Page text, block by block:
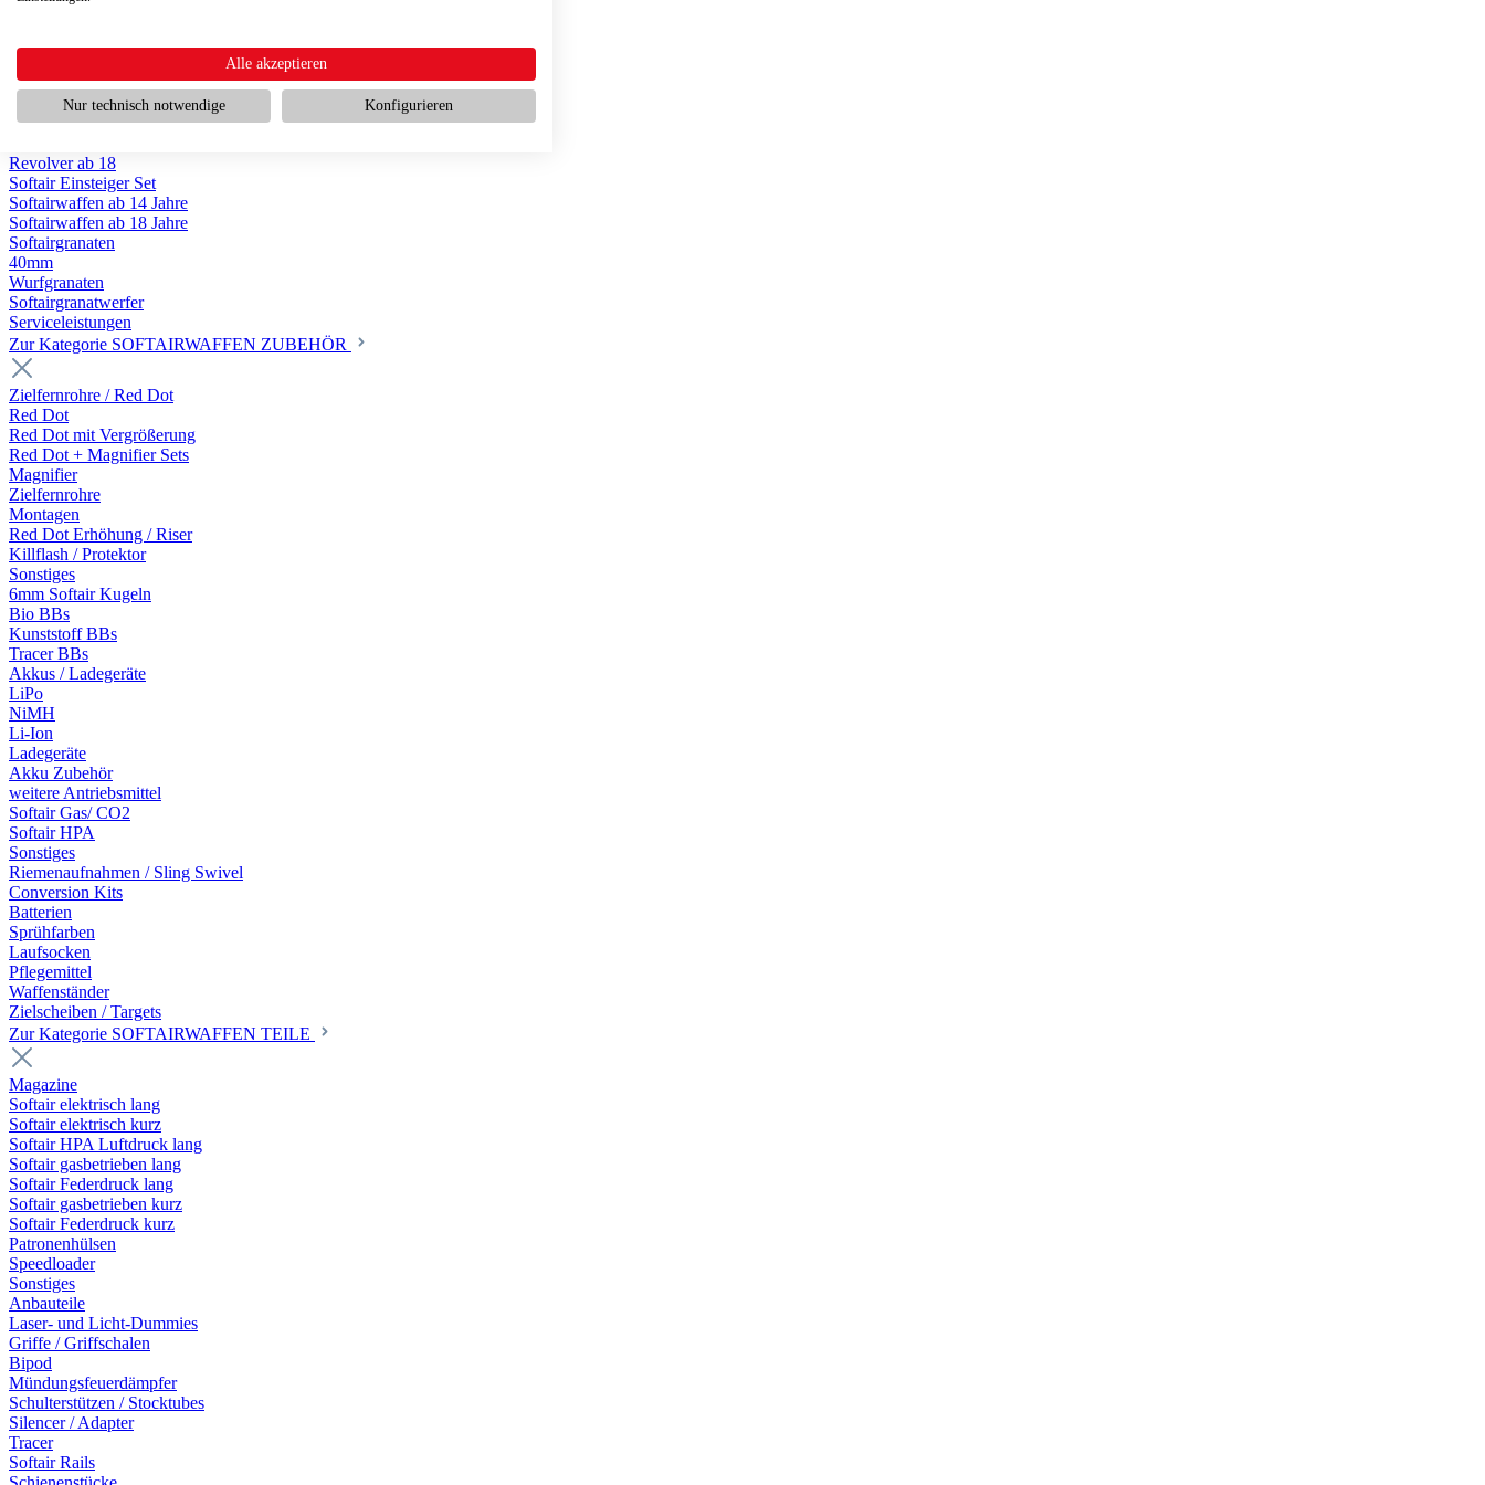
Scharfschützengewehr ab 18
Softair Pistolen
Softair Pistolen elektrisch ab 14
Softair Pistolen Federdruck ab 14
Softair Pistolen HPA Luftdruck ab 18
Revolver ab 18
Softair Einsteiger Set
Softairwaffen ab 14 Jahre
Softairwaffen ab 18 Jahre
Softairgranaten
40mm
Wurfgranaten
Softairgranatwerfer
Serviceleistungen
Zur Kategorie SOFTAIRWAFFEN ZUBEHÖR
Zielfernrohre / Red Dot
Red Dot
Red Dot mit Vergrößerung
Red Dot + Magnifier Sets
Magnifier
Zielfernrohre
Montagen
Red Dot Erhöhung / Riser
Killflash / Protektor
Sonstiges
6mm Softair Kugeln
Bio BBs
Kunststoff BBs
Tracer BBs
Akkus / Ladegeräte
LiPo
NiMH
Li-Ion
Ladegeräte
Akku Zubehör
weitere Antriebsmittel
Softair Gas/ CO2
Softair HPA
Sonstiges
Riemenaufnahmen / Sling Swivel
Conversion Kits
Batterien
Sprühfarben
Laufsocken
Pflegemittel
Waffenständer
Zielscheiben / Targets
Zur Kategorie SOFTAIRWAFFEN TEILE
Magazine
Softair elektrisch lang
Softair elektrisch kurz
Softair HPA Luftdruck lang
Softair gasbetrieben lang
Softair Federdruck lang
Softair gasbetrieben kurz
Softair Federdruck kurz
Patronenhülsen
Speedloader
Sonstiges
Anbauteile
Laser- und Licht-Dummies
Griffe / Griffschalen
Bipod
Mündungsfeuerdämpfer
Schulterstützen / Stocktubes
Silencer / Adapter
Tracer
Softair Rails
Alle akzeptieren
Nur technisch notwendige Konfigurieren